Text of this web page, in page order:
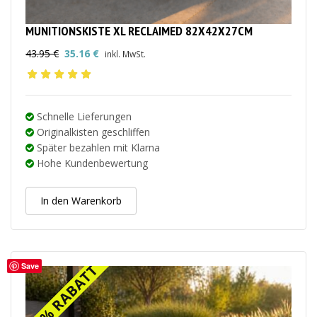
MUNITIONSKISTE XL RECLAIMED 82X42X27CM
43.95€
Ursprünglicher
Preis
war:
43.95 €
35.16 €
Aktueller
Preis
ist:
35.16 €.
inkl. MwSt.
Schnelle Lieferungen
Originalkisten geschliffen
Später bezahlen mit Klarna
Hohe Kundenbewertung
In den Warenkorb
Save
20% RABATT
20% RABATT